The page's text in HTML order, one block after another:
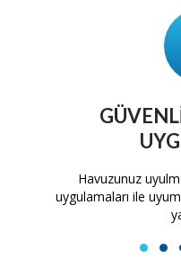
Havuzunuz
uygulamaları ile
1 2